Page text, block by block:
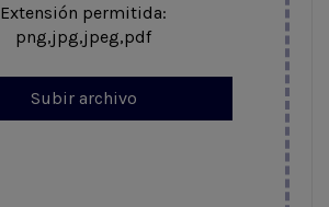
Extensión permitida:
png,jpg,jpeg,pdf
Subir archivo